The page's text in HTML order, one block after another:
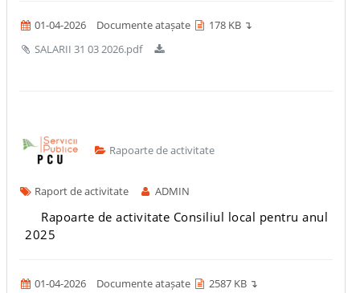
01-04-2026 Documente atașate
178 KB ↴
SALARII 31 03 2026.pdf
Rapoarte de activitate
Raport de activitate ADMIN
Rapoarte de activitate Consiliul local pentru anul
2025
01-04-2026 Documente atașate
2587 KB ↴